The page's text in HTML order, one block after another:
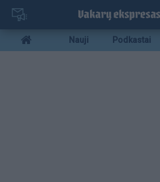
Pereiti
pagrindinį
turinį
Mobile
menu
Nauji Podkastai